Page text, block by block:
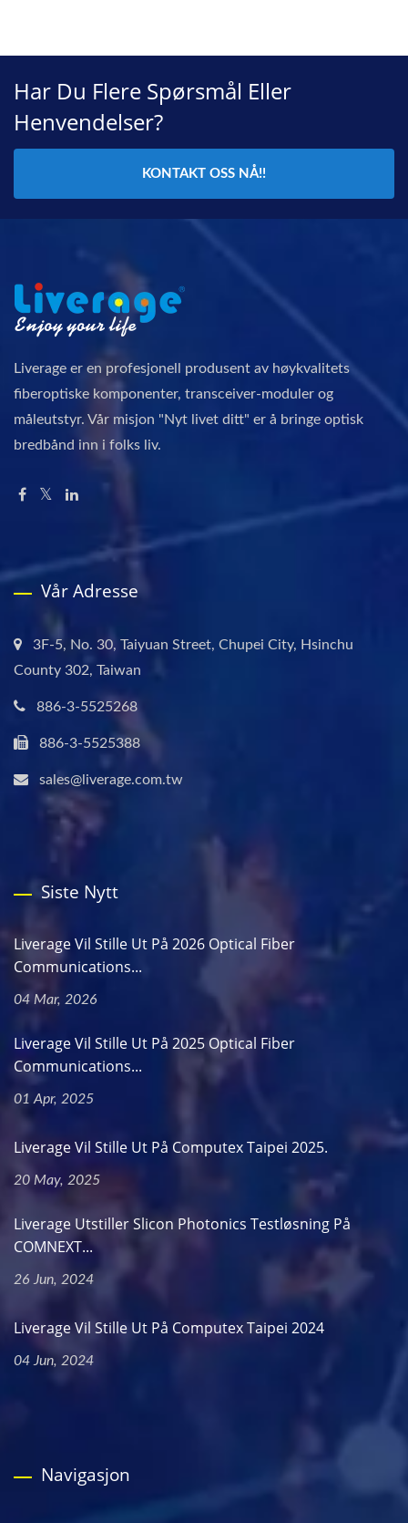
Har Du Flere Spørsmål Eller
Henvendelser?
KONTAKT OSS NÅ!!
Liverage er en profesjonell produsent av høykvalitets
fiberoptiske komponenter, transceiver-moduler og
måleutstyr. Vår misjon "Nyt livet ditt" er å bringe optisk
bredbånd inn i folks liv.
Vår Adresse
3F-5, No. 30, Taiyuan Street, Chupei City, Hsinchu
County 302, Taiwan
886-3-5525268
886-3-5525388
sales@liverage.com.tw
Siste Nytt
Liverage Vil Stille Ut På 2026 Optical Fiber
Communications...
04 Mar, 2026
Liverage Vil Stille Ut På 2025 Optical Fiber
Communications...
01 Apr, 2025
Liverage Vil Stille Ut På Computex Taipei 2025.
20 May, 2025
Liverage Utstiller Slicon Photonics Testløsning På
COMNEXT...
26 Jun, 2024
Liverage Vil Stille Ut På Computex Taipei 2024
04 Jun, 2024
Navigasjon